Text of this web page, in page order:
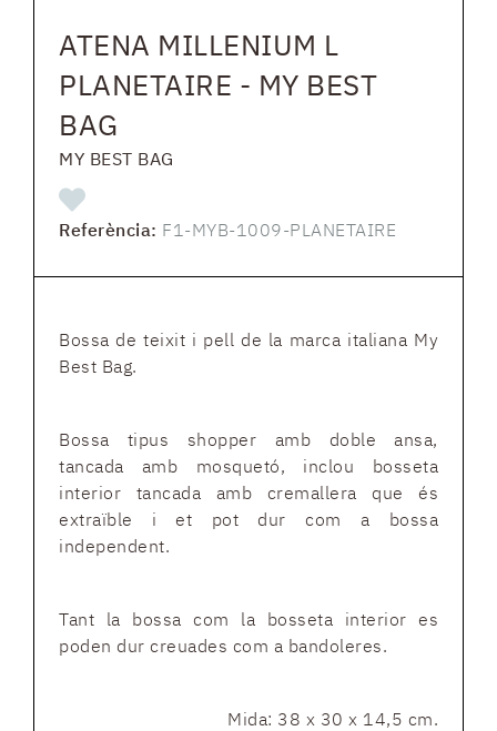
ATENA MILLENIUM L
PLANETAIRE - MY BEST
BAG
MY BEST BAG
Referència: F1-MYB-1009-PLANETAIRE
Bossa de teixit i pell de la marca italiana My
Best Bag.
Bossa tipus shopper amb doble ansa,
tancada amb mosquetó, inclou bosseta
interior tancada amb cremallera que és
extraïble i et pot dur com a bossa
independent.
Tant la bossa com la bosseta interior es
poden dur creuades com a bandoleres.
Mida: 38 x 30 x 14,5 cm.